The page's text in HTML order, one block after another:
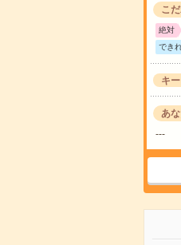
こ
絶対
でき
キ
あ
---